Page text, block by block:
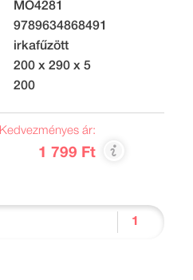
MO4281
9789634868491
irkafűzött
200 x 290 x 5
200
Kedvezményes ár:
1 799 Ft